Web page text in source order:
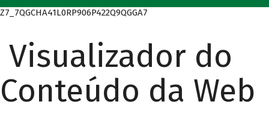
Z7_7QGCHA41L0RP906P422Q9QGGA7
Visualizador do
Conteúdo da Web